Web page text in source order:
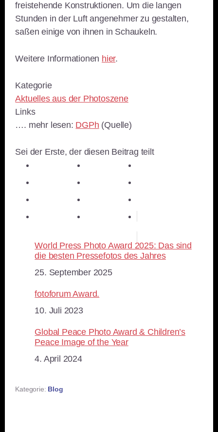
freistehende Konstruktionen. Um die langen
Stunden in der Luft angenehmer zu gestalten,
saßen einige von ihnen in Schaukeln.
Weitere Informationen hier.
Kategorie
Aktuelles aus der Photoszene
Links
…. mehr lesen: DGPh (Quelle)
Sei der Erste, der diesen Beitrag teilt
World Press Photo Award 2025: Das sind
die besten Pressefotos des Jahres
Datum
25. September 2025
fotoforum Award.
Datum
10. Juli 2023
Global Peace Photo Award & Children’s
Peace Image of the Year
Datum
4. April 2024
Kategorie: Blog